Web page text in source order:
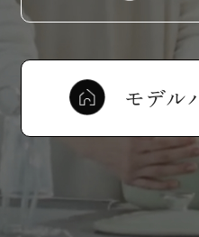
モデル